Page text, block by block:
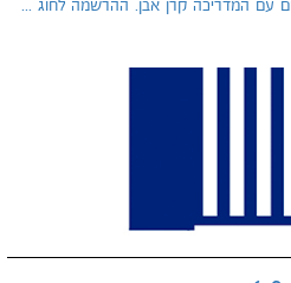
עם המדריכה קרן אבן. ההרשמה לחוג ...